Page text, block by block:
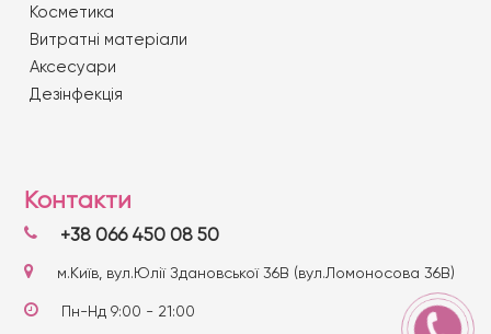
Косметика
Витратні матеріали
Аксесуари
Дезінфекція
Контакти
+38 066 450 08 50
м.Київ, вул.Юлії Здановської 36В (вул.Ломоносова 36В)
Пн-Нд 9:00 - 21:00